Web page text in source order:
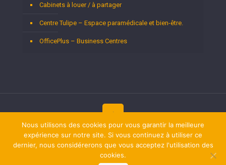
Cabinets à louer / à partager
Centre Tulipe – Espace paramédicale et bien-être.
OfficePlus – Business Centres
Copyright © 2026Thérapeutes Bruxelles.Tous droits réservés.
Privium – Des services qui soutiennent vos soins. Pour
psychologues, psychotherapeutes et hypnotherapeutes.
RGPD - Politique de Protection de la Vie Privée
Nous utilisons des cookies pour vous garantir la meilleure
expérience sur notre site. Si vous continuez à utiliser ce
dernier, nous considérerons que vous acceptez l'utilisation des
cookies.